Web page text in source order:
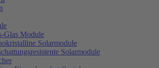
Glas Module
Solarmodule
Solarmodule